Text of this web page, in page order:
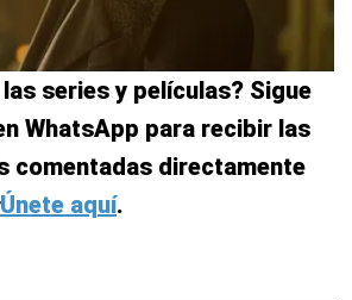
series y películas? Sigue
WhatsApp para recibir las
comentadas directamente
Únete aquí.